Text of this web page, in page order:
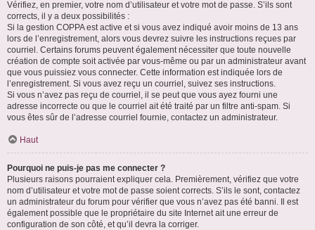
Vérifiez, en premier, votre nom d’utilisateur et votre mot de passe. S’ils sont
corrects, il y a deux possibilités :
Si la gestion COPPA est active et si vous avez indiqué avoir moins de 13 ans
lors de l’enregistrement, alors vous devrez suivre les instructions reçues par
courriel. Certains forums peuvent également nécessiter que toute nouvelle
création de compte soit activée par vous-même ou par un administrateur avant
que vous puissiez vous connecter. Cette information est indiquée lors de
l’enregistrement. Si vous avez reçu un courriel, suivez ses instructions.
Si vous n’avez pas reçu de courriel, il se peut que vous ayez fourni une
adresse incorrecte ou que le courriel ait été traité par un filtre anti-spam. Si
vous êtes sûr de l’adresse courriel fournie, contactez un administrateur.
Haut
Pourquoi ne puis-je pas me connecter ?
Plusieurs raisons pourraient expliquer cela. Premièrement, vérifiez que votre
nom d’utilisateur et votre mot de passe soient corrects. S’ils le sont, contactez
un administrateur du forum pour vérifier que vous n’avez pas été banni. Il est
également possible que le propriétaire du site Internet ait une erreur de
configuration de son côté, et qu’il devra la corriger.